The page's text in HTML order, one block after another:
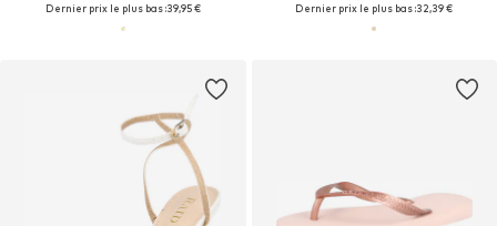
Dernier prix le plus bas :39,95 €
Dernier prix le plus bas :32,39 €